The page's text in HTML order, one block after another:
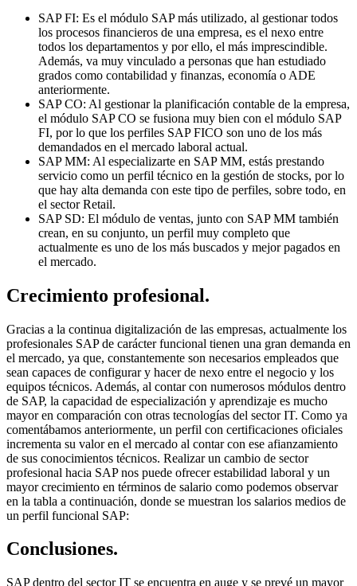
SAP FI: Es el módulo SAP más utilizado, al gestionar todos
los procesos financieros de una empresa, es el nexo entre
todos los departamentos y por ello, el más imprescindible.
Además, va muy vinculado a personas que han estudiado
grados como contabilidad y finanzas, economía o ADE
anteriormente.
SAP CO: Al gestionar la planificación contable de la empresa,
el módulo SAP CO se fusiona muy bien con el módulo SAP
FI, por lo que los perfiles SAP FICO son uno de los más
demandados en el mercado laboral actual.
SAP MM: Al especializarte en SAP MM, estás prestando
servicio como un perfil técnico en la gestión de stocks, por lo
que hay alta demanda con este tipo de perfiles, sobre todo, en
el sector Retail.
SAP SD: El módulo de ventas, junto con SAP MM también
crean, en su conjunto, un perfil muy completo que
actualmente es uno de los más buscados y mejor pagados en
el mercado.
Crecimiento profesional.
Gracias a la continua digitalización de las empresas, actualmente los
profesionales SAP de carácter funcional tienen una gran demanda en
el mercado, ya que, constantemente son necesarios empleados que
sean capaces de configurar y hacer de nexo entre el negocio y los
equipos técnicos. Además, al contar con numerosos módulos dentro
de SAP, la capacidad de especialización y aprendizaje es mucho
mayor en comparación con otras tecnologías del sector IT. Como ya
comentábamos anteriormente, un perfil con certificaciones oficiales
incrementa su valor en el mercado al contar con ese afianzamiento
de sus conocimientos técnicos. Realizar un cambio de sector
profesional hacia SAP nos puede ofrecer estabilidad laboral y un
mayor crecimiento en términos de salario como podemos observar
en la tabla a continuación, donde se muestran los salarios medios de
un perfil funcional SAP:
Conclusiones.
SAP dentro del sector IT se encuentra en auge y se prevé un mayor